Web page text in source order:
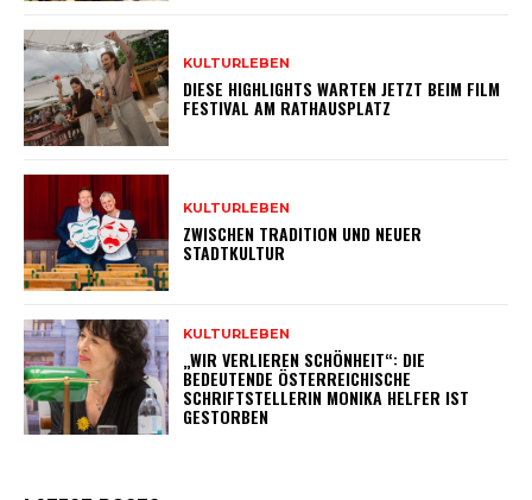
KULTURLEBEN
DIESE HIGHLIGHTS WARTEN JETZT BEIM FILM
FESTIVAL AM RATHAUSPLATZ
KULTURLEBEN
ZWISCHEN TRADITION UND NEUER
STADTKULTUR
KULTURLEBEN
„WIR VERLIEREN SCHÖNHEIT“: DIE
BEDEUTENDE ÖSTERREICHISCHE
SCHRIFTSTELLERIN MONIKA HELFER IST
GESTORBEN